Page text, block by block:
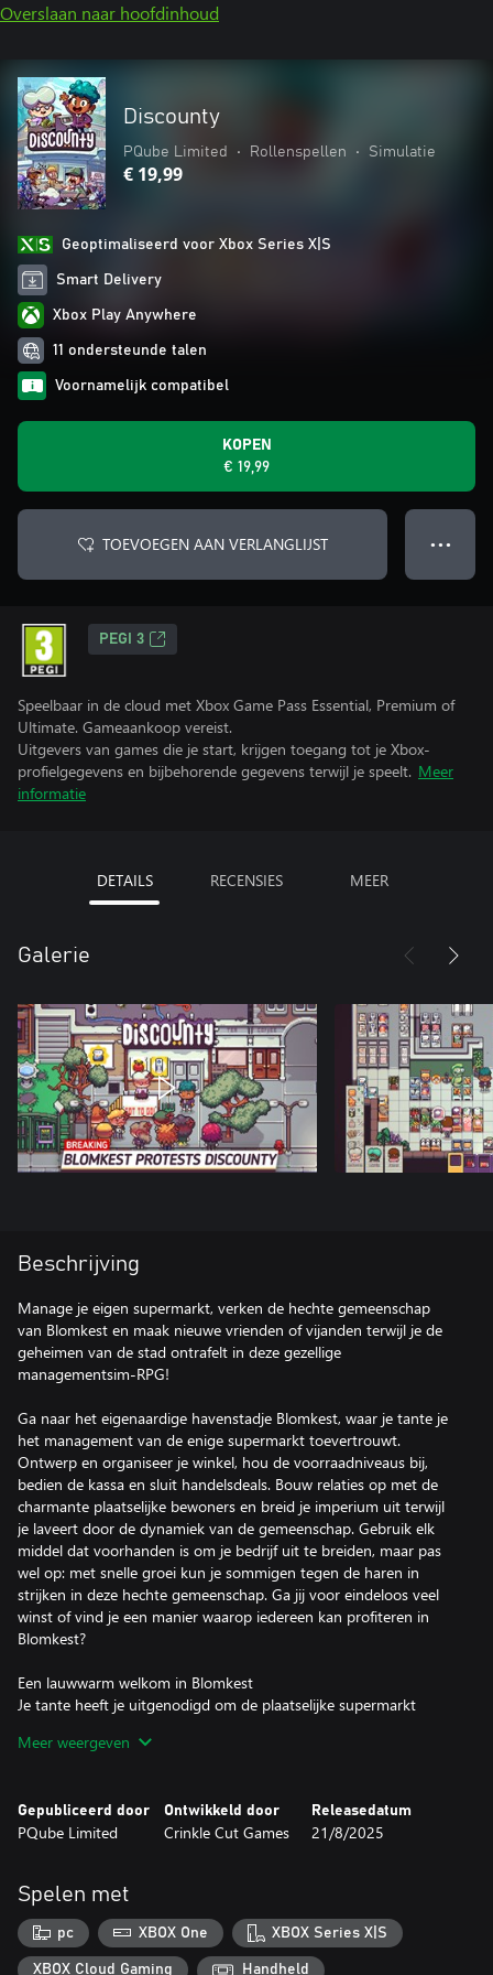
Overslaan naar hoofdinhoud
Discounty
PQube Limited • Rollenspellen • Simulatie
€ 19,99
Geoptimaliseerd voor Xbox Series X|S
Smart Delivery
Xbox Play Anywhere
11 ondersteunde talen
Voornamelijk compatibel
KOPEN
€ 19,99
TOEVOEGEN AAN VERLANGLIJST ● ● ●
PEGI 3
Speelbaar in de cloud met Xbox Game Pass Essential, Premium of
Ultimate. Gameaankoop vereist.
Uitgevers van games die je start, krijgen toegang tot je Xbox-
profielgegevens en bijbehorende gegevens terwijl je speelt. Meer
informatie
DETAILS RECENSIES MEER
Galerie
Beschrijving
Manage je eigen supermarkt, verken de hechte gemeenschap
van Blomkest en maak nieuwe vrienden of vijanden terwijl je de
geheimen van de stad ontrafelt in deze gezellige
managementsim-RPG!
Ga naar het eigenaardige havenstadje Blomkest, waar je tante je
het management van de enige supermarkt toevertrouwt.
Ontwerp en organiseer je winkel, hou de voorraadniveaus bij,
bedien de kassa en sluit handelsdeals. Bouw relaties op met de
charmante plaatselijke bewoners en breid je imperium uit terwijl
je laveert door de dynamiek van de gemeenschap. Gebruik elk
middel dat voorhanden is om je bedrijf uit te breiden, maar pas
wel op: met snelle groei kun je sommigen tegen de haren in
strijken in deze hechte gemeenschap. Ga jij voor eindeloos veel
winst of vind je een manier waarop iedereen kan profiteren in
Blomkest?
Een lauwwarm welkom in Blomkest
Je tante heeft je uitgenodigd om de plaatselijke supermarkt
Maar pas op, niet iedereen gunt je succes.
Verken Blomkest na sluitingstijd om kennis te maken met de
bewoners. Verander ze in trouwe klanten van Discounty en
Ontwerp en decoreer je eigen winkel
Creëer een oogstrelende, efficiënte winkel door de schappen en
producten opnieuw te ordenen. Ontwerp uitnodigende eilanden
voor eenvoudige navigatie en voeg decoraties toe om aankopen
Meer weergeven
Gepubliceerd door
PQube Limited
Ontwikkeld door
Crinkle Cut Games
Releasedatum
21/8/2025
Spelen met
pc XBOX One XBOX Series X|S
XBOX Cloud Gaming Handheld